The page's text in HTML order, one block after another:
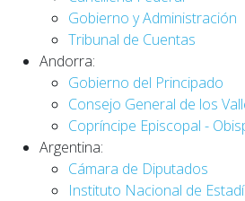
Gobierno y Administración
Tribunal de Cuentas
Andorra:
Gobierno del Principado
Consejo General de los
Copríncipe Episcopal -
Argentina:
Cámara de Diputados
Instituto Nacional de